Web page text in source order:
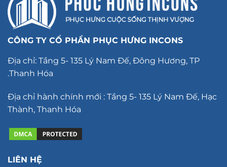
CÔNG TY CỔ PHẦN PHỤC HƯNG INCONS
Địa chỉ: Tầng 5- 135 Lý Nam Đế, Đông Hương, TP
.Thanh Hóa
Địa chỉ hành chính mới : Tầng 5- 135 Lý Nam Đế, Hạc
Thành, Thanh Hóa
LIÊN HỆ